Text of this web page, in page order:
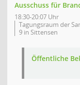
Ausschuss für
18:30-20:07 Uhr
Tagungsraum der
9 in Sittensen
Öffentliche